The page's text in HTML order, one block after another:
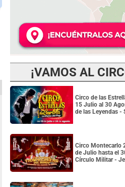
¡VAMOS AL
Circo de las
15 Julio al 30
de las Leyendas -
Circo Montecarlo
de Julio hasta el
Círculo Militar -